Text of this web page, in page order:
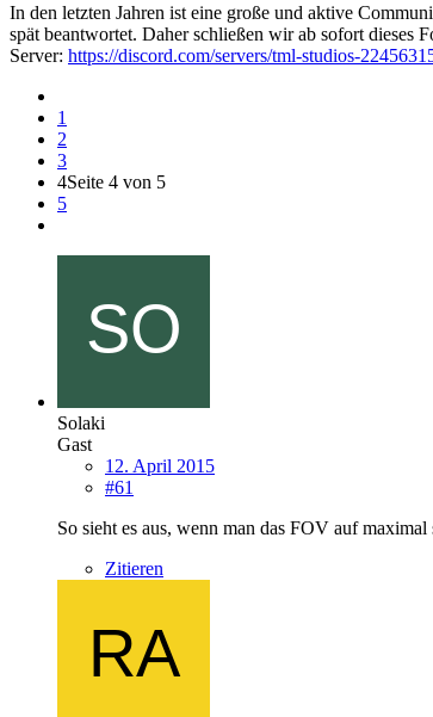
In den letzten Jahren ist eine große und aktive
spät beantwortet. Daher schließen wir ab sofort dieses
Server: https://discord.com/servers/tml-studios-
1
2
3
4Seite 4 von 5
5
Solaki
Gast
12. April 2015
#61
So sieht es aus, wenn man das FOV auf maximal
Zitieren